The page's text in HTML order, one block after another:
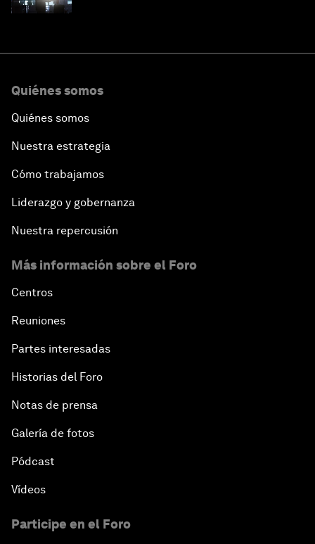
Quiénes somos
Quiénes somos
Nuestra estrategia
Cómo trabajamos
Liderazgo y gobernanza
Nuestra repercusión
Más información sobre el Foro
Centros
Reuniones
Partes interesadas
Historias del Foro
Notas de prensa
Galería de fotos
Pódcast
Vídeos
Participe en el Foro